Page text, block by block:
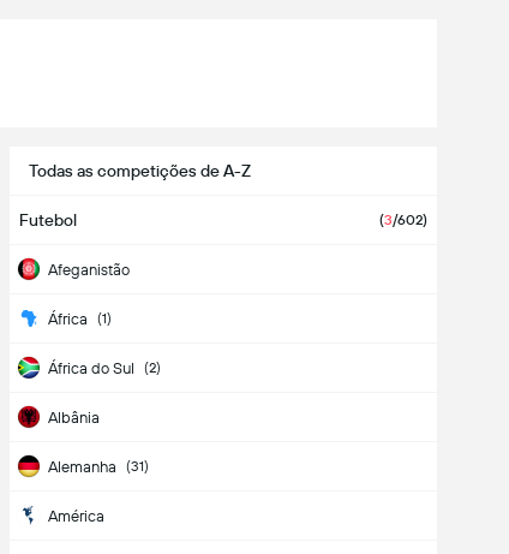
Todas as competições de A-Z
Futebol (3/602)
Afeganistão
África (1)
África do Sul (2)
Albânia
Alemanha (31)
América